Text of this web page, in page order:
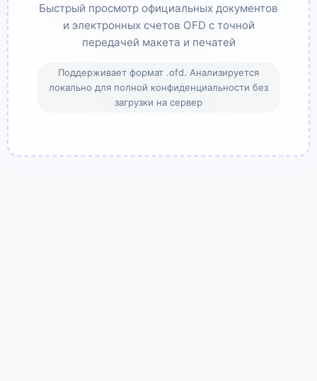
Быстрый просмотр официальных документов
и электронных счетов OFD с точной
передачей макета и печатей
Поддерживает формат .ofd. Анализируется
локально для полной конфиденциальности без
загрузки на сервер